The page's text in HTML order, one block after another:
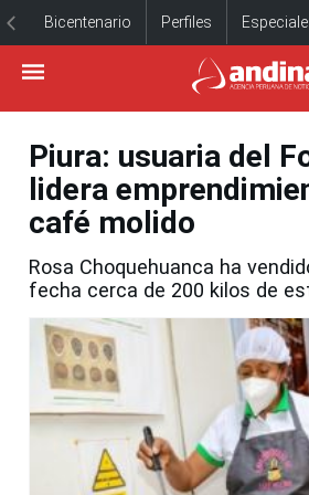
Bicentenario Perfiles
Piura: usuaria del
lidera
café molido
Rosa Choquehuanca ha
fecha cerca de 200 kilos de